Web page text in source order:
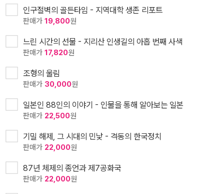
인구절벽의 골든타임 - 지역대학 생존 리포트
판매가 19,800원
느린 시간의 선물 - 지리산 인생길의 아홉 번째 사색
판매가 17,820원
조형의 울림
판매가 30,000원
일본인 88인의 이야기 - 인물을 통해 알아보는 일본
판매가 22,500원
기밀 해제, 그 시대의 민낯 - 격동의 한국정치
판매가 22,000원
87년 체제의 종언과 제7공화국
판매가 22,000원